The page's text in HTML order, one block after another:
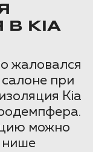
KIA
жаловался
при
Kia
можно
нише